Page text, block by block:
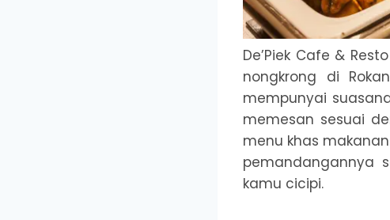
De’Piek Cafe &
nongkrong di
mempunyai
memesan sesuai
menu khas
pemandangannya
kamu cicipi.